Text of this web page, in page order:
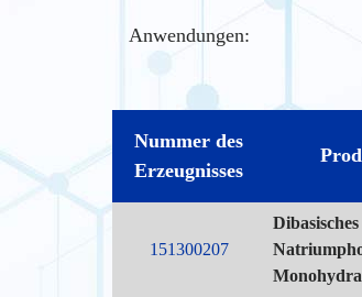
Anwendungen:
Nummer des
Erzeugnisses
151300207
Dibasisches